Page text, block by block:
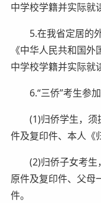
中学校学籍并实际就
5.在我省定居的外
《中华人民共和国
中学校学籍并实际就
6.“三侨”考生参加
(1)归侨学生，须
件及复印件、本人《
(2)归侨子女考生
原件及复印件、父母
件。